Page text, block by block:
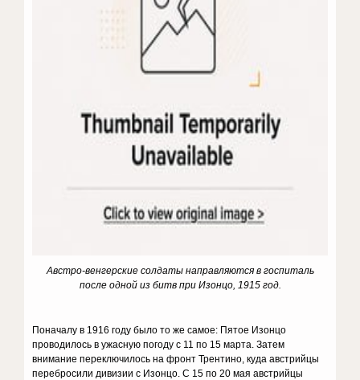
Австро-венгерские солдаты направляются в госпиталь
после одной из битв при Изонцо, 1915 год.
Поначалу в 1916 году было то же самое: Пятое Изонцо
проводилось в ужасную погоду с 11 по 15 марта. Затем
внимание переключилось на фронт Трентино, куда австрийцы
перебросили дивизии с Изонцо. С 15 по 20 мая австрийцы